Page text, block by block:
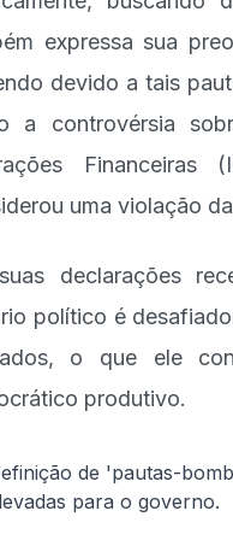
expressa sua
devido a tais
a controvérsia
uma violação
declarações
político é
o que ele
produtivo.
de 'pautas-
para o governo.